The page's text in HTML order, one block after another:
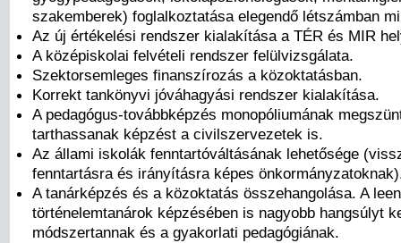
szakemberek) foglalkoztatása elegendő létszámban
Az új értékelési rendszer kialakítása a TÉR és MIR
A középiskolai felvételi rendszer felülvizsgálata.
Szektorsemleges finanszírozás a közoktatásban.
Korrekt tankönyvi jóváhagyási rendszer kialakítása.
A pedagógus-továbbképzés monopóliumának
tarthassanak képzést a civilszervezetek is.
Az állami iskolák fenntartóváltásának lehetősége
fenntartásra és irányításra képes
A tanárképzés és a közoktatás összehangolása. A
történelemtanárok képzésében is nagyobb hangsúlyt
módszertannak és a gyakorlati pedagógiának.